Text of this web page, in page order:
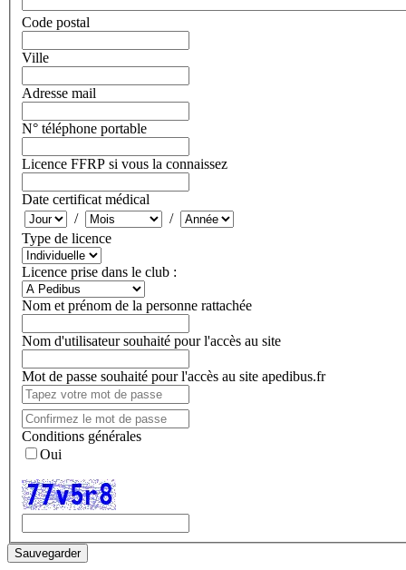
Code postal
Ville
Adresse mail
N° téléphone portable
Licence FFRP si vous la connaissez
Date certificat médical
/
/
Type de licence
Licence prise dans le club :
Nom et prénom de la personne rattachée
Nom d'utilisateur souhaité pour l'accès au site
Mot de passe souhaité pour l'accès au site apedibus.fr
Conditions générales
Oui
Sauvegarder